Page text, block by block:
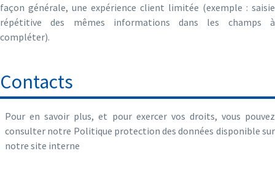
façon générale, une expérience client limitée (exemple : saisie
répétitive des mêmes informations dans les champs à
compléter).
Contacts
Pour en savoir plus, et pour exercer vos droits, vous pouvez
consulter notre Politique protection des données disponible sur
notre site interne